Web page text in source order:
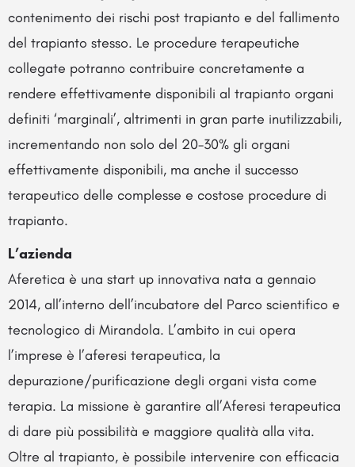
contenimento dei rischi post trapianto e del fallimento
del trapianto stesso. Le procedure terapeutiche
collegate potranno contribuire concretamente a
rendere effettivamente disponibili al trapianto organi
definiti ‘marginali’, altrimenti in gran parte inutilizzabili,
incrementando non solo del 20-30% gli organi
effettivamente disponibili, ma anche il successo
terapeutico delle complesse e costose procedure di
trapianto.
L’azienda
Aferetica è una start up innovativa nata a gennaio
2014, all’interno dell’incubatore del Parco scientifico e
tecnologico di Mirandola. L’ambito in cui opera
l’imprese è l’aferesi terapeutica, la
depurazione/purificazione degli organi vista come
terapia. La missione è garantire all’Aferesi terapeutica
di dare più possibilità e maggiore qualità alla vita.
Oltre al trapianto, è possibile intervenire con efficacia